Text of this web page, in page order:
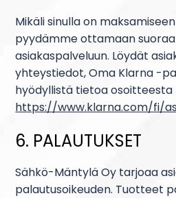
Mikäli sinulla on
pyydämme ottamaan
asiakaspalveluun. Löydät
yhteystiedot, Oma Klarna -
hyödyllistä tietoa osoitteesta
https://www.klarna.com/fi/
6. PALAUTUKSET
Sähkö-Mäntylä Oy tarjoaa
palautusoikeuden. Tuotteet